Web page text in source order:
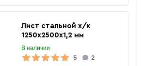
Лист стальной х/к
1250х2500х1,2 мм
В наличии
5 2
60 мм
Прямоугольная
ГОСТ 8645-68